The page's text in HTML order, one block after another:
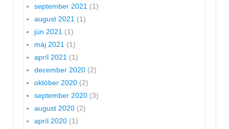
september 2021 (1)
august 2021 (1)
jún 2021 (1)
máj 2021 (1)
apríl 2021 (1)
december 2020 (2)
október 2020 (2)
september 2020 (3)
august 2020 (2)
apríl 2020 (1)